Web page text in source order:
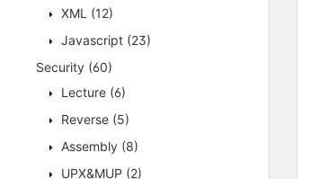
XML (12)
Javascript (23)
Security (60)
Lecture (6)
Reverse (5)
Assembly (8)
UPX&MUP (2)